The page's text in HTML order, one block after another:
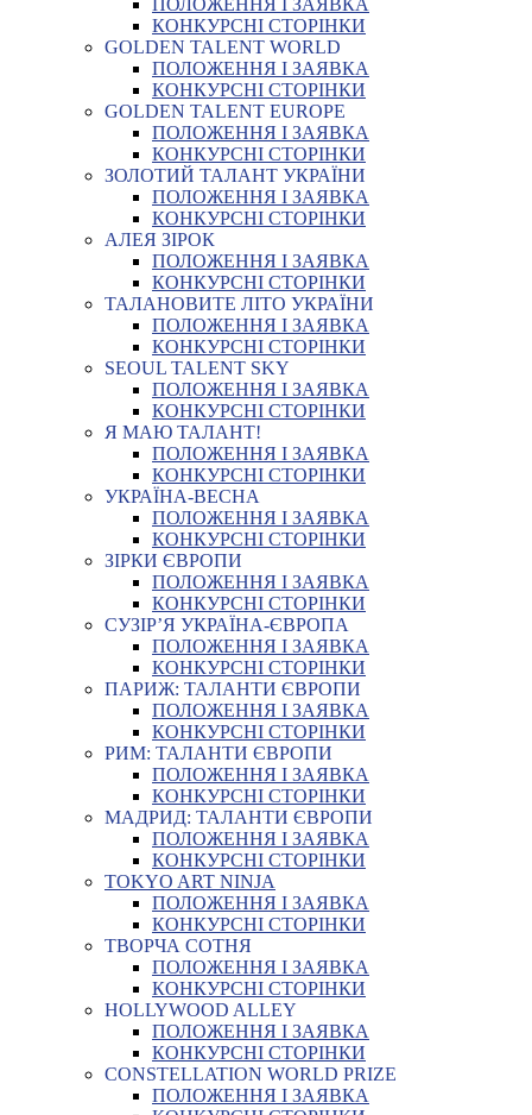
ПОЛОЖЕННЯ І ЗАЯВКА
КОНКУРСНІ СТОРІНКИ
GOLDEN TALENT WORLD
ПОЛОЖЕННЯ І ЗАЯВКА
КОНКУРСНІ СТОРІНКИ
GOLDEN TALENT EUROPE
ПОЛОЖЕННЯ І ЗАЯВКА
КОНКУРСНІ СТОРІНКИ
ЗОЛОТИЙ ТАЛАНТ УКРАЇНИ
ПОЛОЖЕННЯ І ЗАЯВКА
КОНКУРСНІ СТОРІНКИ
АЛЕЯ ЗІРОК
ПОЛОЖЕННЯ І ЗАЯВКА
КОНКУРСНІ СТОРІНКИ
ТАЛАНОВИТЕ ЛІТО УКРАЇНИ
ПОЛОЖЕННЯ І ЗАЯВКА
КОНКУРСНІ СТОРІНКИ
SEOUL TALENT SKY
ПОЛОЖЕННЯ І ЗАЯВКА
КОНКУРСНІ СТОРІНКИ
Я МАЮ ТАЛАНТ!
ПОЛОЖЕННЯ І ЗАЯВКА
КОНКУРСНІ СТОРІНКИ
УКРАЇНА-ВЕСНА
ПОЛОЖЕННЯ І ЗАЯВКА
КОНКУРСНІ СТОРІНКИ
ЗІРКИ ЄВРОПИ
ПОЛОЖЕННЯ І ЗАЯВКА
КОНКУРСНІ СТОРІНКИ
СУЗІР’Я УКРАЇНА-ЄВРОПА
ПОЛОЖЕННЯ І ЗАЯВКА
КОНКУРСНІ СТОРІНКИ
ПАРИЖ: ТАЛАНТИ ЄВРОПИ
ПОЛОЖЕННЯ І ЗАЯВКА
КОНКУРСНІ СТОРІНКИ
РИМ: ТАЛАНТИ ЄВРОПИ
ПОЛОЖЕННЯ І ЗАЯВКА
КОНКУРСНІ СТОРІНКИ
МАДРИД: ТАЛАНТИ ЄВРОПИ
ПОЛОЖЕННЯ І ЗАЯВКА
КОНКУРСНІ СТОРІНКИ
TOKYO ART NINJA
ПОЛОЖЕННЯ І ЗАЯВКА
КОНКУРСНІ СТОРІНКИ
ТВОРЧА СОТНЯ
ПОЛОЖЕННЯ І ЗАЯВКА
КОНКУРСНІ СТОРІНКИ
HOLLYWOOD ALLEY
ПОЛОЖЕННЯ І ЗАЯВКА
КОНКУРСНІ СТОРІНКИ
CONSTELLATION WORLD PRIZE
ПОЛОЖЕННЯ І ЗАЯВКА